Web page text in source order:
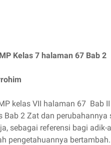
Kelas 7 halaman 67 Bab 2
kelas VII halaman 67 Bab
Bab 2 Zat dan
sebagai referensi bagi
pengetahuannya